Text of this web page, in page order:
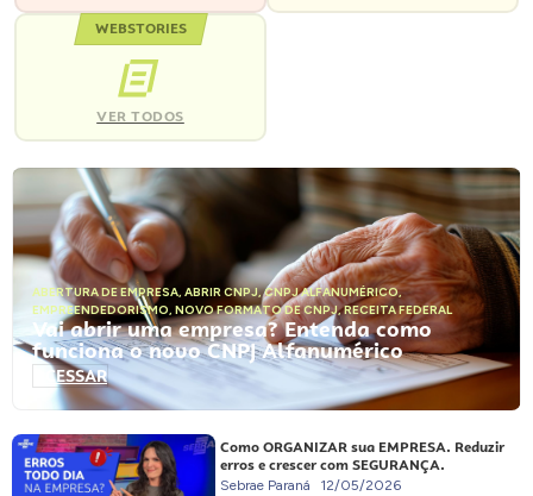
WEBSTORIES
VER TODOS
ABERTURA DE EMPRESA, ABRIR CNPJ,CNPJ ALFANUMÉRICO,
EMPREENDEDORISMO, NOVO FORMATO DE CNPJ,RECEITA FEDERAL
Vai abrir uma empresa? Entenda como
funciona o novo CNPJ Alfanumérico
ACESSAR
Como ORGANIZAR sua EMPRESA. Reduzir
erros e crescer com SEGURANÇA.
Sebrae Paraná 12/05/2026